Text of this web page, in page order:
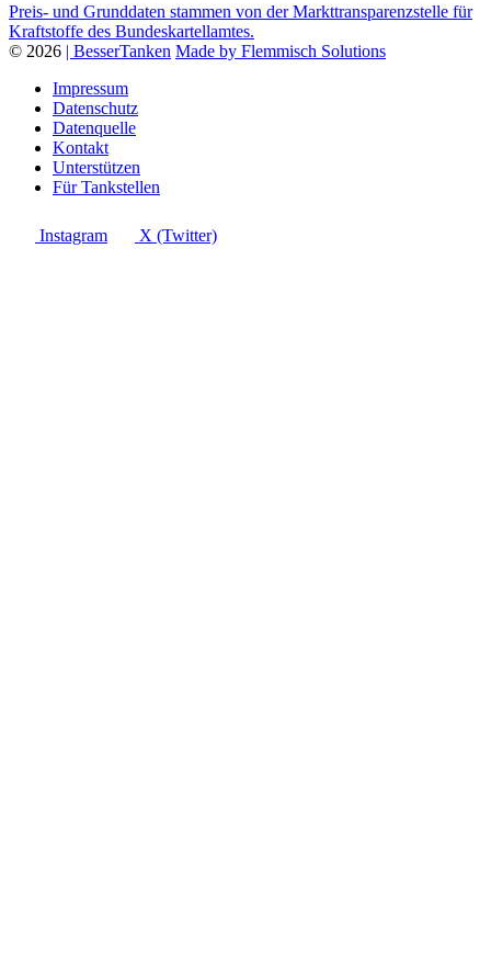
Preis- und Grunddaten stammen von der Markttransparenzstelle für
Kraftstoffe des Bundeskartellamtes.
© 2026 | BesserTanken Made by Flemmisch Solutions
Impressum
Datenschutz
Datenquelle
Kontakt
Unterstützen
Für Tankstellen
Instagram X (Twitter)